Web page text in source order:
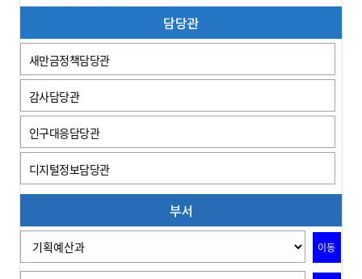
담당관
새만금정책담당관
감사담당관
인구대응담당관
디지털정보담당관
부서
이동